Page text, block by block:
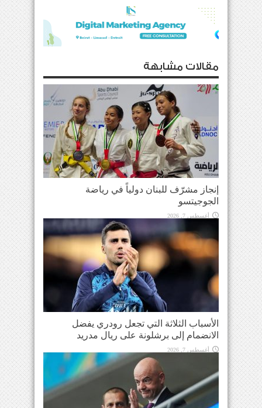
مقالات مشابهة
إنجاز مشرّف للبنان دولياً في رياضة
الجوجيتسو
أغسطس 7, 2026
الأسباب الثلاثة التي تجعل رودري يفضل
الانضمام إلى برشلونة على ريال مدريد
أغسطس 7, 2026